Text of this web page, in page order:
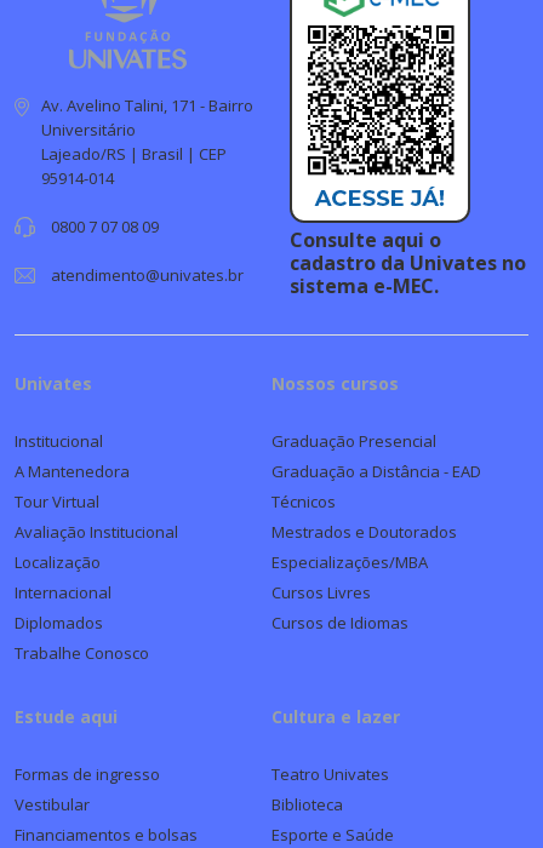
Av. Avelino Talini, 171 - Bairro
Universitário
Lajeado/RS | Brasil | CEP
95914-014
0800 7 07 08 09
atendimento@univates.br
Consulte aqui o
cadastro da Univates no
sistema e-MEC.
Univates
Institucional
A Mantenedora
Tour Virtual
Avaliação Institucional
Localização
Internacional
Diplomados
Trabalhe Conosco
Nossos cursos
Graduação Presencial
Graduação a Distância - EAD
Técnicos
Mestrados e Doutorados
Especializações/MBA
Cursos Livres
Cursos de Idiomas
Estude aqui
Formas de ingresso
Vestibular
Financiamentos e bolsas
Cultura e lazer
Teatro Univates
Biblioteca
Esporte e Saúde